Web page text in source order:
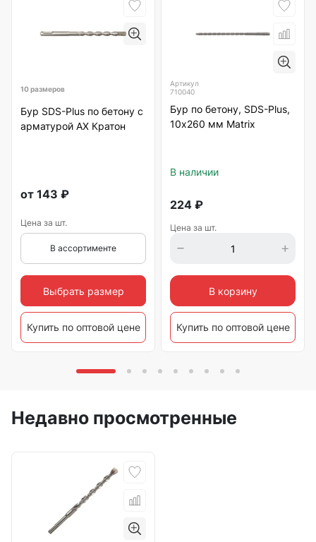
10 размеров
Бур SDS-Plus по бетону с
арматурой АХ Кратон
от 143 ₽
Цена за шт.
В ассортименте
Выбрать размер
Купить по оптовой цене
Артикул
710040
Бур по бетону, SDS-Plus,
10х260 мм Matrix
В наличии
224 ₽
Цена за шт.
В корзину
Купить по оптовой цене
Недавно просмотренные